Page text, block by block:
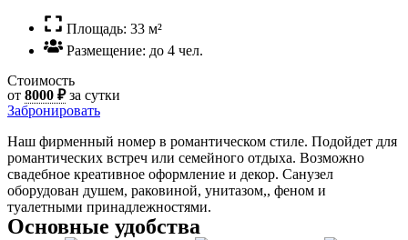
Площадь: 33 м²
Размещение: до 4 чел.
Стоимость
от 8000 ₽за сутки
Забронировать
Наш фирменный номер в романтическом стиле. Подойдет для
романтических встреч или семейного отдыха. Возможно
свадебное креативное оформление и декор. Санузел
оборудован душем, раковиной, унитазом,, феном и
туалетными принадлежностями.
Основные удобства